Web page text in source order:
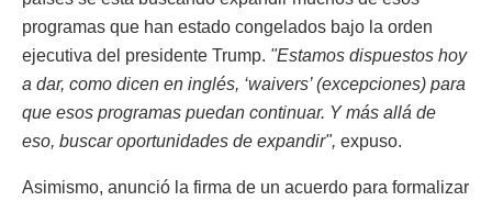
programas que han estado congelados bajo la orden
ejecutiva del presidente Trump. "Estamos dispuestos hoy
a dar, como dicen en inglés, ‘waivers’ (excepciones) para
que esos programas puedan continuar. Y más allá de
eso, buscar oportunidades de expandir", expuso.
Asimismo, anunció la firma de un acuerdo para formalizar